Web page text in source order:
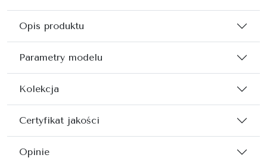
Opis produktu
Parametry modelu
Kolekcja
Certyfikat jakości
Opinie